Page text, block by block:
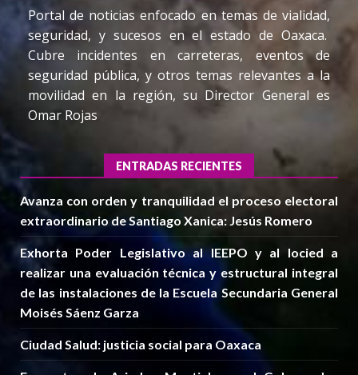
Portal de noticias enfocado en temas de vialidad,
seguridad, y sucesos en el estado de Oaxaca.
Cubre incidentes en carreteras, eventos de
seguridad pública, y otros temas relevantes a la
movilidad en la región, su Director General es
Omar Rojas
ENTRADAS RECIENTES
Avanza con orden y tranquilidad el proceso electoral
extraordinario de Santiago Xanica: Jesús Romero
Exhorta Poder Legislativo al IEEPO y al Iocied a
realizar una evaluación técnica y estructural integral
de las instalaciones de la Escuela Secundaria General
Moisés Sáenz Garza
Ciudad Salud: justicia social para Oaxaca